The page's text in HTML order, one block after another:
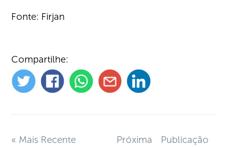
Fonte: Firjan
Compartilhe:
« Mais Recente
Próxima Publicação